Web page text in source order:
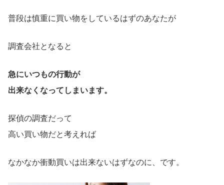
普段は慎重に買い物をしているはずのあなたが
調査会社となると
急にいつもの行動が
出来なくなってしまいます。
探偵の調査だって
高い買い物だと考えれば
なかなか衝動買いは出来ないはずなのに、です。